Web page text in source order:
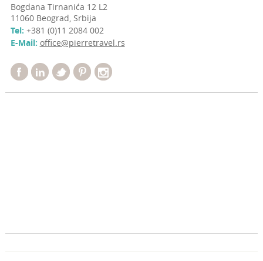
Bogdana Tirnanića 12 L2
11060 Beograd, Srbija
Tel: +381 (0)11 2084 002
E-Mail: office@pierretravel.rs